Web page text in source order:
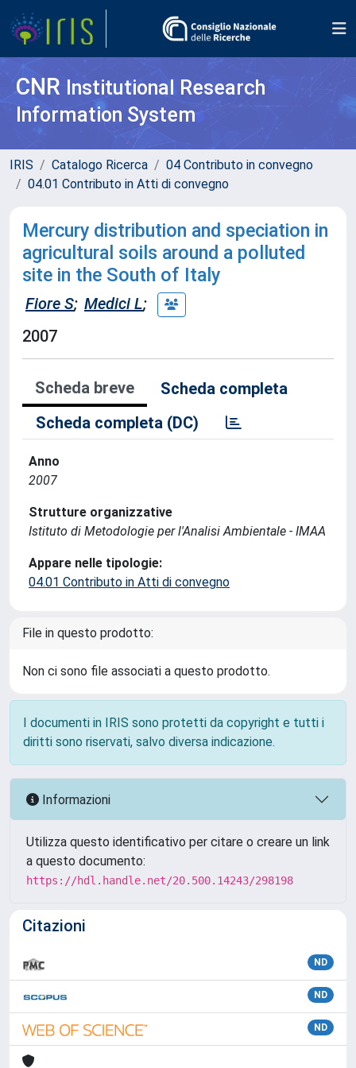
CNR Institutional Research
Information System
IRIS Catalogo Ricerca
04 Contributo in convegno
04.01 Contributo in Atti di convegno
Mercury distribution and speciation in
agricultural soils around a polluted
site in the South of Italy
Fiore S; Medici L;
2007
Scheda breve
Scheda completa
Scheda completa (DC)
Anno
2007
Strutture organizzative
Istituto di Metodologie per l'Analisi Ambientale - IMAA
Appare nelle tipologie:
04.01 Contributo in Atti di convegno
File in questo prodotto:
Non ci sono file associati a questo prodotto.
I documenti in IRIS sono protetti da copyright e tutti i
diritti sono riservati, salvo diversa indicazione.
Informazioni
Utilizza questo identificativo per citare o creare un link
a questo documento:
https://hdl.handle.net/20.500.14243/298198
Citazioni
ND
ND
ND